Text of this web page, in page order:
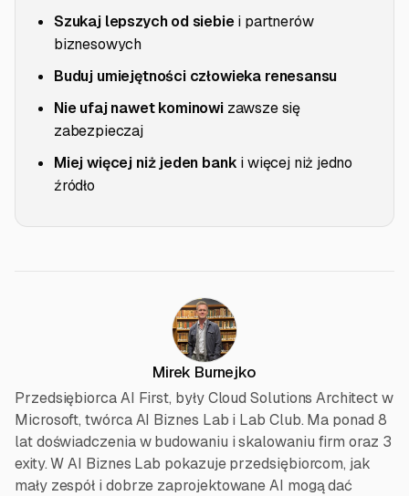
Szukaj lepszych od siebiei partnerów
biznesowych
Buduj umiejętności człowieka renesansu
Nie ufaj nawet kominowizawsze się
zabezpieczaj
Miej więcej niż jeden bank i więcej niż jedno
źródło
Mirek Burnejko
Przedsiębiorca AI First, były Cloud Solutions Architect w
Microsoft, twórca AI Biznes Lab i Lab Club. Ma ponad 8
lat doświadczenia w budowaniu i skalowaniu firm oraz 3
exity. W AI Biznes Lab pokazuje przedsiębiorcom, jak
mały zespół i dobrze zaprojektowane AI mogą dać